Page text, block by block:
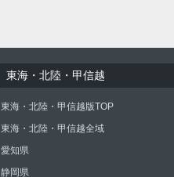
東海・北陸・甲信越
東海・北陸・甲信越版TOP
東海・北陸・甲信越全域
愛知県
静岡県